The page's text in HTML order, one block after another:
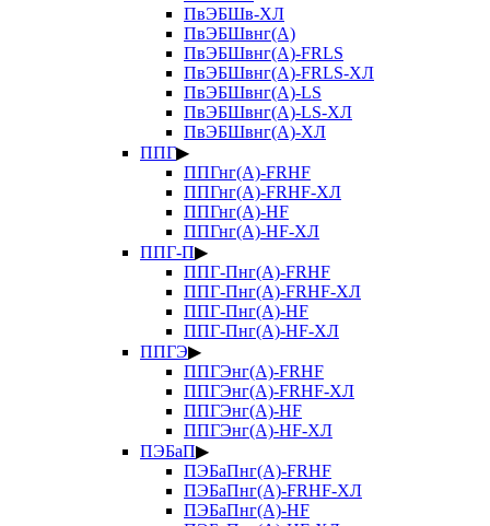
ПвЭБШв-ХЛ
ПвЭБШвнг(А)
ПвЭБШвнг(А)-FRLS
ПвЭБШвнг(А)-FRLS-ХЛ
ПвЭБШвнг(А)-LS
ПвЭБШвнг(А)-LS-ХЛ
ПвЭБШвнг(А)-ХЛ
ППГ▶
ППГнг(А)-FRHF
ППГнг(А)-FRHF-ХЛ
ППГнг(А)-HF
ППГнг(А)-HF-ХЛ
ППГ-П▶
ППГ-Пнг(А)-FRHF
ППГ-Пнг(А)-FRHF-ХЛ
ППГ-Пнг(А)-HF
ППГ-Пнг(А)-HF-ХЛ
ППГЭ▶
ППГЭнг(А)-FRHF
ППГЭнг(А)-FRHF-ХЛ
ППГЭнг(А)-HF
ППГЭнг(А)-HF-ХЛ
ПЭБаП▶
ПЭБаПнг(А)-FRHF
ПЭБаПнг(А)-FRHF-ХЛ
ПЭБаПнг(А)-HF